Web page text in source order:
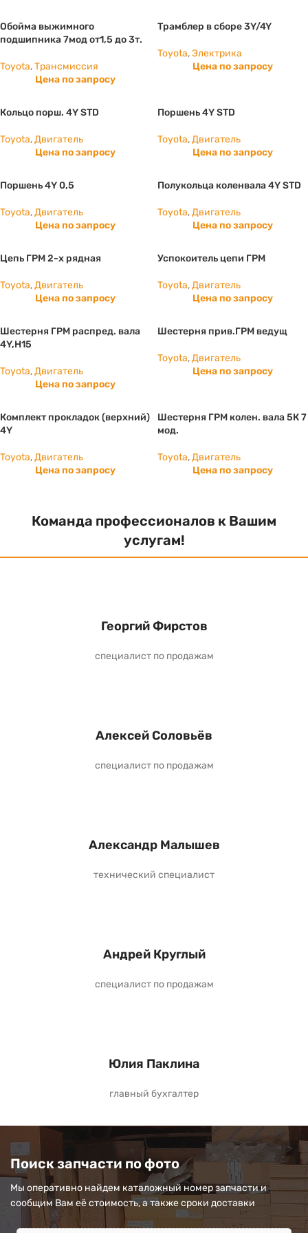
Обойма выжимного
подшипника 7мод от1,5 до 3т.
Toyota,Трансмиссия
Цена по запросу
Трамблер в сборе 3Y/4Y
Toyota,Электрика
Цена по запросу
Кольцо порш. 4Y STD
Toyota,Двигатель
Цена по запросу
Поршень 4Y STD
Toyota,Двигатель
Цена по запросу
Поршень 4Y 0,5
Toyota,Двигатель
Цена по запросу
Полукольца коленвала 4Y STD
Toyota,Двигатель
Цена по запросу
Цепь ГРМ 2-х рядная
Toyota,Двигатель
Цена по запросу
Успокоитель цепи ГРМ
Toyota,Двигатель
Цена по запросу
Шестерня ГРМ распред. вала
4Y,H15
Toyota,Двигатель
Цена по запросу
Шестерня прив.ГРМ ведущ
Toyota,Двигатель
Цена по запросу
Комплект прокладок (верхний)
4Y
Toyota,Двигатель
Цена по запросу
Шестерня ГРМ колен. вала 5К 7
мод.
Toyota,Двигатель
Цена по запросу
Команда профессионалов к Вашим
услугам!
Георгий Фирстов
специалист по продажам
Алексей Соловьёв
специалист по продажам
Александр Малышев
технический специалист
Андрей Круглый
специалист по продажам
Юлия Паклина
главный бухгалтер
Поиск запчасти по фото
Мы оперативно найдем каталожный номер запчасти и
сообщим Вам её стоимость, а также сроки доставки